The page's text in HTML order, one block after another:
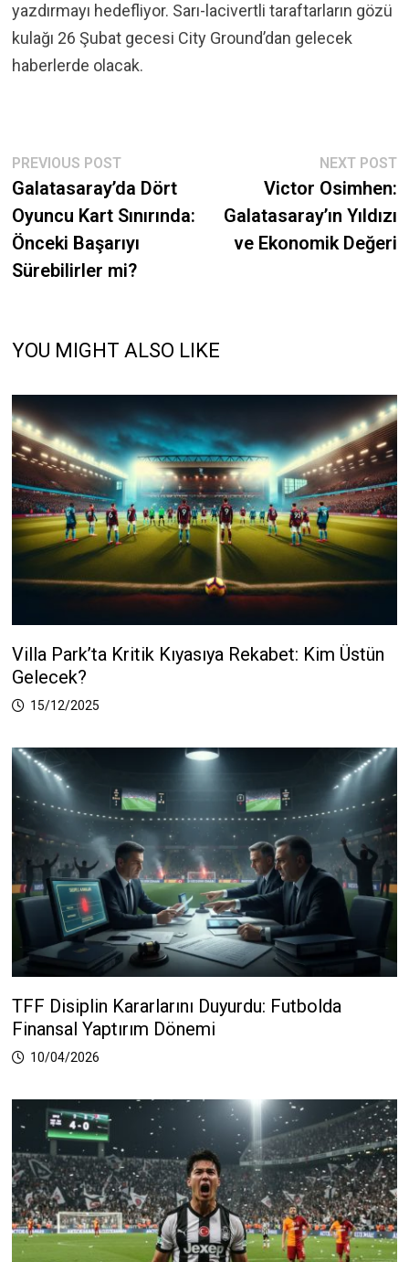
yazdırmayı hedefliyor. Sarı-lacivertli taraftarların gözü
kulağı 26 Şubat gecesi City Ground’dan gelecek
haberlerde olacak.
Post
navigation
PREVIOUS POSTPrevious
post:
Galatasaray’da Dört
Oyuncu Kart Sınırında:
Önceki Başarıyı
Sürebilirler mi?
NEXT POST
Victor Osimhen:
Galatasaray’ın Yıldızı
ve Ekonomik Değeri
YOU MIGHT ALSO LIKE
Villa Park’ta Kritik Kıyasıya Rekabet: Kim Üstün
Gelecek?
15/12/2025
TFF Disiplin Kararlarını Duyurdu: Futbolda
Finansal Yaptırım Dönemi
10/04/2026